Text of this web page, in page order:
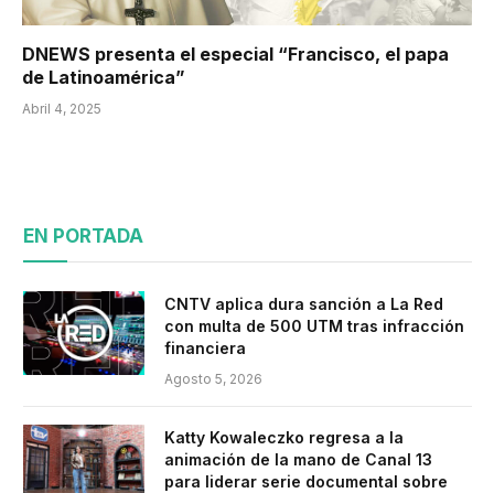
DNEWS presenta el especial “Francisco, el papa
de Latinoamérica”
Abril 4, 2025
EN PORTADA
CNTV aplica dura sanción a La Red
con multa de 500 UTM tras infracción
financiera
Agosto 5, 2026
Katty Kowaleczko regresa a la
animación de la mano de Canal 13
para liderar serie documental sobre